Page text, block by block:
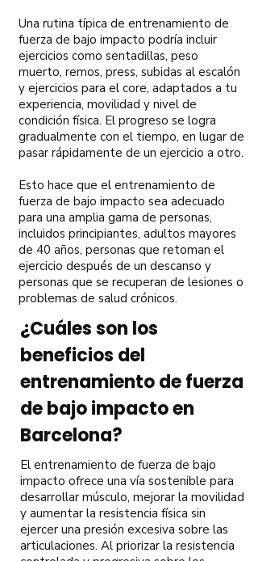
Una rutina típica de entrenamiento de
fuerza de bajo impacto podría incluir
ejercicios como sentadillas, peso
muerto, remos, press, subidas al escalón
y ejercicios para el core, adaptados a tu
experiencia, movilidad y nivel de
condición física. El progreso se logra
gradualmente con el tiempo, en lugar de
pasar rápidamente de un ejercicio a otro.
Esto hace que el entrenamiento de
fuerza de bajo impacto sea adecuado
para una amplia gama de personas,
incluidos principiantes, adultos mayores
de 40 años, personas que retoman el
ejercicio después de un descanso y
personas que se recuperan de lesiones o
problemas de salud crónicos.
¿Cuáles son los
beneficios del
entrenamiento de fuerza
de bajo impacto en
Barcelona?
El entrenamiento de fuerza de bajo
impacto ofrece una vía sostenible para
desarrollar músculo, mejorar la movilidad
y aumentar la resistencia física sin
ejercer una presión excesiva sobre las
articulaciones. Al priorizar la resistencia